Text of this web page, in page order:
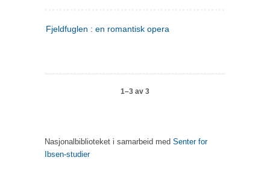
Fjeldfuglen : en romantisk opera
1–3 av 3
Nasjonalbiblioteket i samarbeid med Senter for
Ibsen-studier